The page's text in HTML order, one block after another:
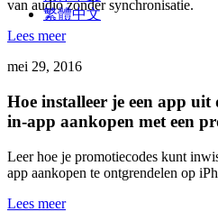
繁體中文
van audio zonder synchronisatie.
Lees meer
mei 29, 2016
Hoe installeer je een app
in-app aankopen met een
Leer hoe je promotiecodes kunt
app aankopen te ontgrendelen op
Lees meer